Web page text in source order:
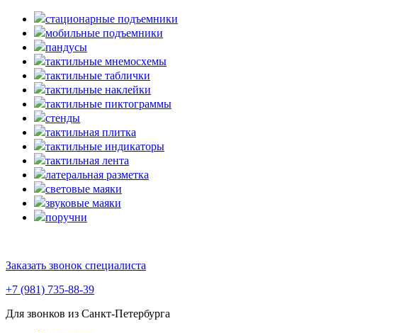
стационарные подъемники
мобильные подъемники
пандусы
тактильные мнемосхемы
тактильные таблички
тактильные наклейки
тактильные пиктограммы
стенды
тактильная плитка
тактильные индикаторы
тактильная лента
латеральная разметка
световые маяки
звуковые маяки
поручни
Заказать звонок специалиста
+7 (981) 735-88-39
Для звонков из Санкт-Петербурга